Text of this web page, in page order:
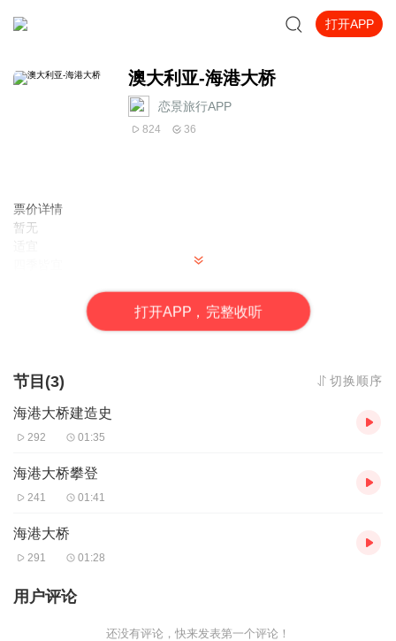
打开APP
澳大利亚-海港大桥
恋景旅行APP
824 36
票价详情
暂无
代表建筑，是连接港口南北两岸的重要桥梁。直到1967年为止，悉
尼海港大桥都还是悉尼市中最高的建筑。海港大桥和悉尼歌剧院隔
海相望，一起构成了悉尼最知名的景色，是悉尼之行必不可缺的行
程。 海港大桥竣工于1932年，全长1149米，大桥中央高于海平面1
桥被悉尼人亲切地称为“大衣架”。海港大桥桥身全钢筋构造，由于30
年代焊接技术还不发达，桥身全由铆钉链接，耗费铆钉近600万个，
最大铆钉重量3.5公斤，能在大海上凌空架桥，至今仍数罕见。 海港
大桥的介绍就到这里，客官可以选择开车过桥，或者步行慢慢欣赏
桥上的风景，还可以与大海近距离接触，选择乘坐渡轮从桥下经
过。如果这一切都满足不了您，还可以考虑登顶海港大桥！
打开APP，完整收听
节目(3) 切换顺序
海港大桥建造史
292 01:35
海港大桥攀登
241 01:41
海港大桥
291 01:28
用户评论
还没有评论，快来发表第一个评论！